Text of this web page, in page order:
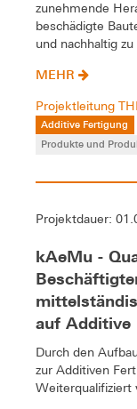
zunehmende
beschädigte
und nachhaltig
MEHR
Projektleitung
Additive Fertigung
Produkte und
Projektdauer:
kAeMu -
auf Additive
Durch den
zur Additiven
Weiterqualifiziert